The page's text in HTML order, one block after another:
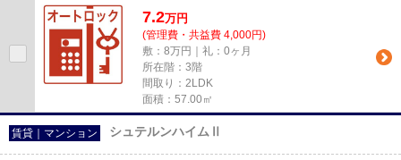
7.2万円
(管理費・共益費 4,000円)
敷：8万円｜礼：0ヶ月
所在階：3階
間取り：2LDK
面積：57.00㎡
賃貸｜マンション シュテルンハイムⅡ